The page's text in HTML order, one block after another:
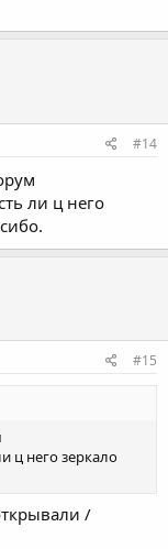
#14
ли ц него
#15
ц него зеркало
/